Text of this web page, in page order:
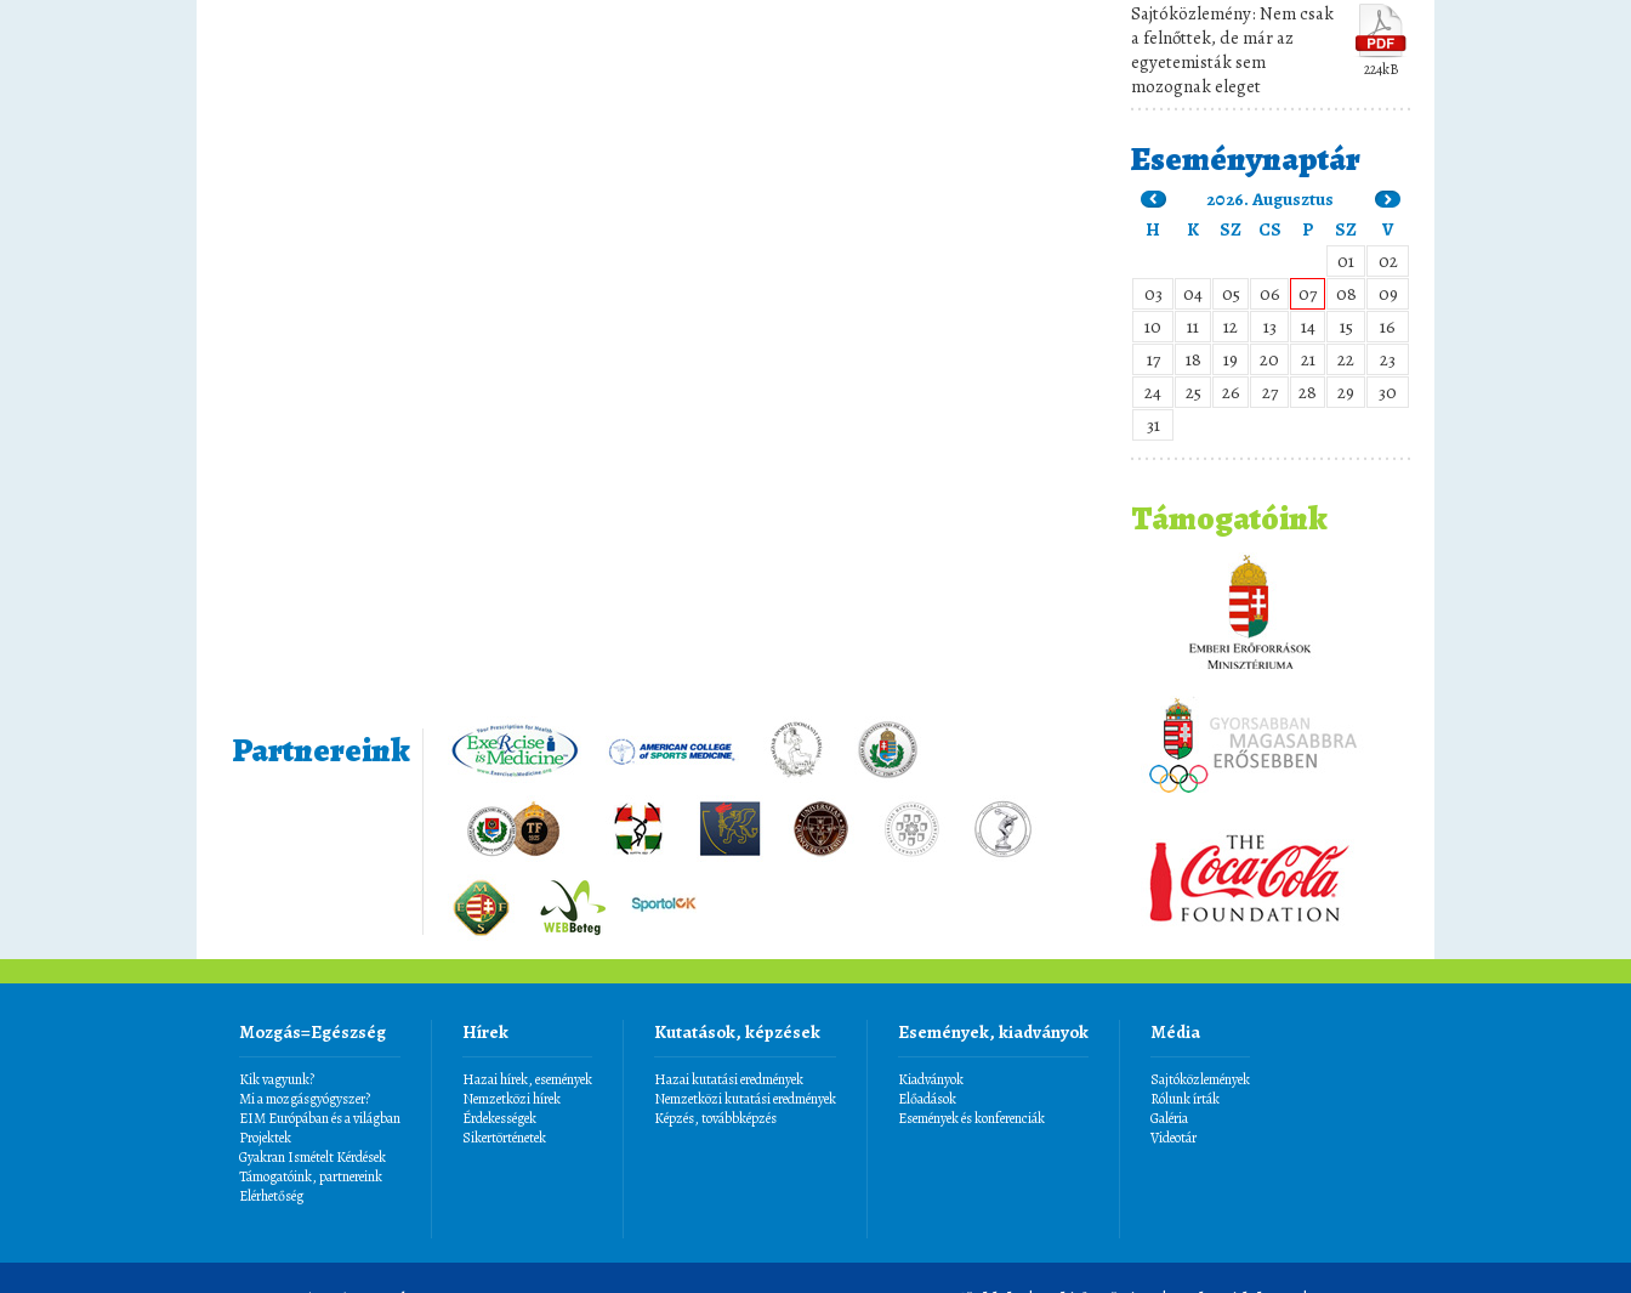
224kB
Sajtóközlemény: Nem csak
a felnőttek, de már az
egyetemisták sem
mozognak eleget
Eseménynaptár
2026. Augusztus
H
K SZ CS P SZ
V
01
02
03
04 05 06 07 08
09
10
11 12 13 14 15
16
17
18 19 20 21 22
23
24
25 26 27 28 29
30
31
Támogatóink
Partnereink
Mozgás=Egészség
Kik vagyunk?
Mi a mozgásgyógyszer?
EIM Európában és a világban
Projektek
Gyakran Ismételt Kérdések
Támogatóink, partnereink
Elérhetőség
Hírek
Hazai hírek, események
Nemzetközi hírek
Érdekességek
Sikertörténetek
Kutatások, képzések
Hazai kutatási eredmények
Nemzetközi kutatási eredmények
Képzés, továbbképzés
Események, kiadványok
Kiadványok
Előadások
Események és konferenciák
Média
Sajtóközlemények
Rólunk írták
Galéria
Videotár